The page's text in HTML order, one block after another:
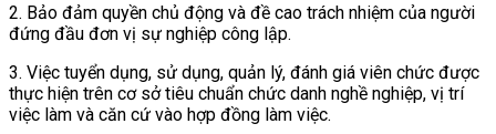
2. Bảo đảm quyền chủ động và đề cao trách nhiệm của người
đứng đầu đơn vị sự nghiệp công lập.
3. Việc tuyển dụng, sử dụng, quản lý, đánh giá viên chức được
thực hiện trên cơ sở tiêu chuẩn chức danh nghề nghiệp, vị trí
việc làm và căn cứ vào hợp đồng làm việc.